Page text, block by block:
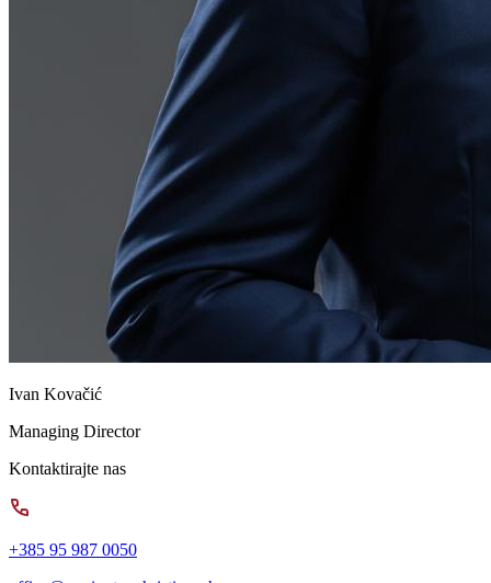
Ivan Kovačić
Managing Director
Kontaktirajte nas
+385 95 987 0050